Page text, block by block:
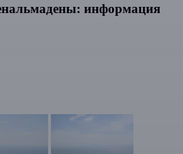
информация